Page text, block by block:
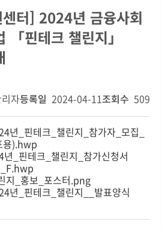
터] 2024년 금융사회
「핀테크 챌린지」
자등록일 2024-04-11조회수 509
년_핀테크_챌린지_참가자_모집_
용).hwp
_핀테크_챌린지_참가신청서
지_홍보_포스터.png
년_핀테크_챌린지__발표양식